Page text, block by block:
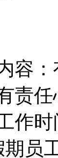
容
责
作
员